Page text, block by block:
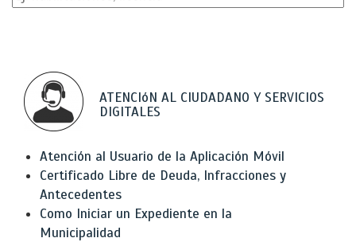
ATENCIóN AL CIUDADANO Y SERVICIOS
DIGITALES
Atención al Usuario de la Aplicación Móvil
Certificado Libre de Deuda, Infracciones y
Antecedentes
Como Iniciar un Expediente en la
Municipalidad